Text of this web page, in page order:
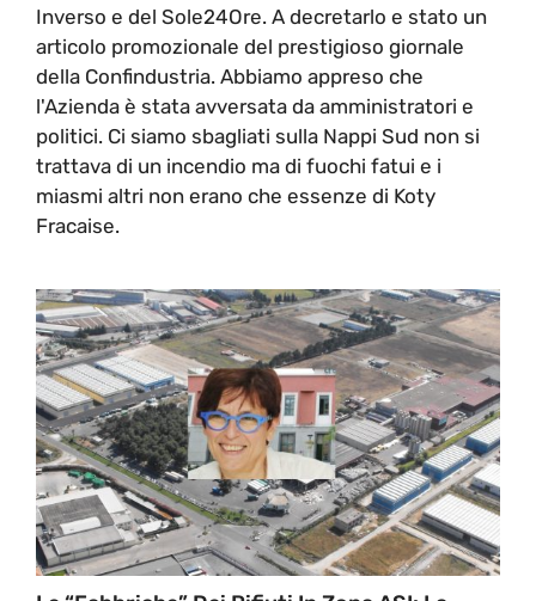
Inverso e del Sole24Ore. A decretarlo e stato un
articolo promozionale del prestigioso giornale
della Confindustria. Abbiamo appreso che
l'Azienda è stata avversata da amministratori e
politici. Ci siamo sbagliati sulla Nappi Sud non si
trattava di un incendio ma di fuochi fatui e i
miasmi altri non erano che essenze di Koty
Fracaise.